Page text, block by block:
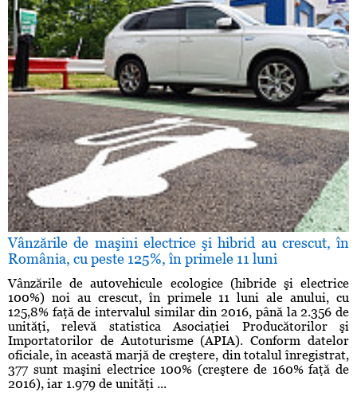
Vânzările de maşini electrice şi hibrid au crescut, în
România, cu peste 125%, în primele 11 luni
Vânzările de autovehicule ecologice (hibride şi electrice
100%) noi au crescut, în primele 11 luni ale anului, cu
125,8% faţă de intervalul similar din 2016, până la 2.356 de
unităţi, relevă statistica Asociaţiei Producătorilor şi
Importatorilor de Autoturisme (APIA). Conform datelor
oficiale, în această marjă de creştere, din totalul înregistrat,
377 sunt maşini electrice 100% (creştere de 160% faţă de
2016), iar 1.979 de unităţi ...